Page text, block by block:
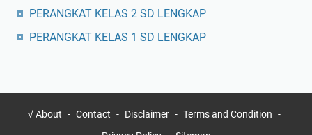
PERANGKAT KELAS 2 SD LENGKAP
PERANGKAT KELAS 1 SD LENGKAP
√ About Contact Disclaimer
Terms and Condition